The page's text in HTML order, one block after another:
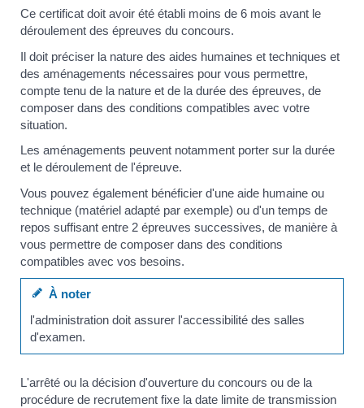
Ce certificat doit avoir été établi moins de 6 mois avant le
déroulement des épreuves du concours.
Il doit préciser la nature des aides humaines et techniques et
des aménagements nécessaires pour vous permettre,
compte tenu de la nature et de la durée des épreuves, de
composer dans des conditions compatibles avec votre
situation.
Les aménagements peuvent notamment porter sur la durée
et le déroulement de l'épreuve.
Vous pouvez également bénéficier d'une aide humaine ou
technique (matériel adapté par exemple) ou d'un temps de
repos suffisant entre 2 épreuves successives, de manière à
vous permettre de composer dans des conditions
compatibles avec vos besoins.
À noter
l'administration doit assurer l'accessibilité des salles
d'examen.
L'arrêté ou la décision d'ouverture du concours ou de la
procédure de recrutement fixe la date limite de transmission